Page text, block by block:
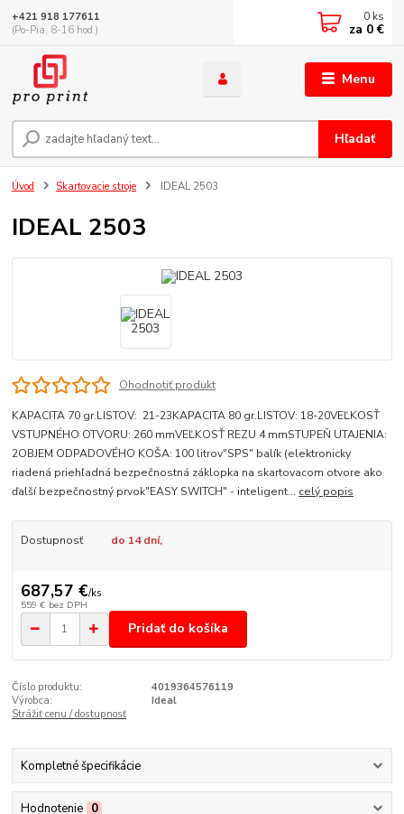
Menu
Hľadať
+421 918 177611
(Po-Pia, 8-16 hod.)
0 ks
za 0 €
Úvod Skartovacie stroje IDEAL 2503
IDEAL 2503
Ohodnotiť produkt
KAPACITA 70 gr.LISTOV: 21-23KAPACITA 80 gr.LISTOV: 18-20VEĽKOSŤ
VSTUPNÉHO OTVORU: 260 mmVEĽKOSŤ REZU 4 mmSTUPEŇ UTAJENIA:
2OBJEM ODPADOVÉHO KOŠA: 100 litrov"SPS" balík (elektronicky
riadená priehľadná bezpečnostná záklopka na skartovacom otvore ako
ďalší bezpečnostný prvok"EASY SWITCH" - inteligent... celý popis
Dostupnosť do 14 dní,
687,57 €/ks
559 € bez DPH
Pridať do košíka
Číslo produktu:
4019364576119
Výrobca:
Ideal
Strážiť cenu / dostupnosť
Kompletné špecifikácie
Hodnotenie 0